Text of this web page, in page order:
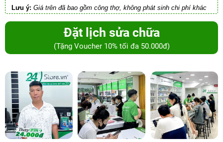
Lưu ý: Giá trên đã bao gồm công thợ, không phát sinh chi phí khác
Đặt lịch sửa chữa
(Tặng Voucher 10% tối đa 50.000đ)